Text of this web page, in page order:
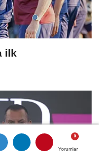
Yorumlar
Yorumlar
Yorumlar
ilk